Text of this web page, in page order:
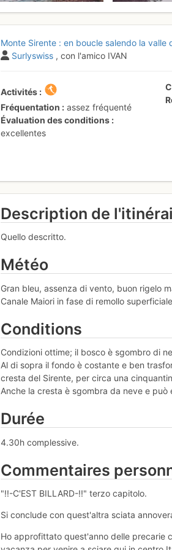
Monte Sirente : en boucle salendo la valle
Surlyswiss , con l'amico IVAN
Activités
Fréquentation
assez fréquenté
Évaluation des conditions
excellentes
Description de
Quello descritto.
Météo
Gran bleu, assenza di vento, buon rigelo
Canale Maiori in fase di remollo
Conditions
Condizioni ottime; il bosco è sgombro di
Al di sopra il fondo è costante e ben
cresta del Sirente, per circa una
Anche la cresta è sgombra da neve e
Durée
4.30h complessive.
Commentaires
"!!-C'EST BILLARD-!!" terzo capitolo.
Si conclude con quest'altra sciata
Ho approfittato quest'anno delle precarie